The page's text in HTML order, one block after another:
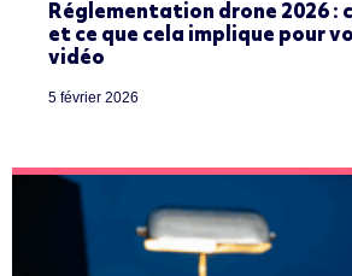
Réglementation drone 2026 :
et ce que cela implique pour
vidéo
5 février 2026